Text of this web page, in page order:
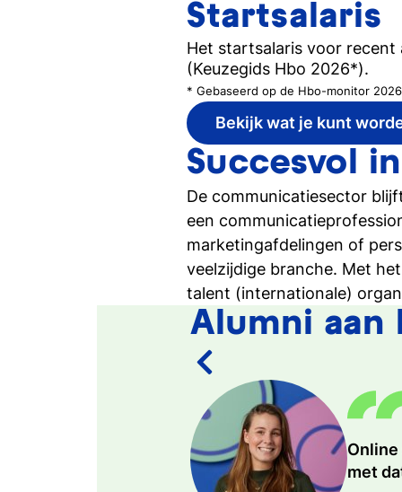
Startsalaris
Het startsalaris voor
(Keuzegids Hbo 2026*).
* Gebaseerd op de Hbo-monitor
Bekijk wat je kunt
Succesvol
De communicatiesector
een
marketingafdelingen of
veelzijdige branche. Met
talent (internationale)
Alumni aan
met
Als
In